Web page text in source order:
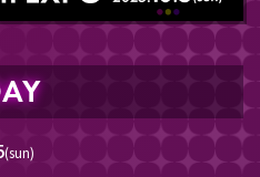
最終販売開始！
(sun)